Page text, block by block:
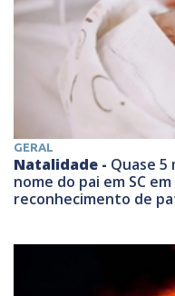
GERAL
Natalidade - Quase 5
nome do pai em SC
reconhecimento de